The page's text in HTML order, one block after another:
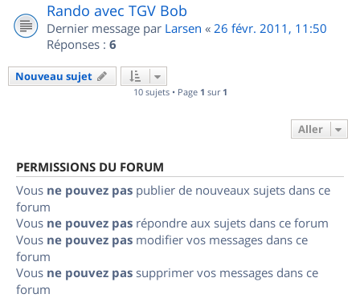
Rando avec TGV Bob
Dernier message par Larsen « 26 févr. 2011, 11:50
Réponses : 6
Nouveau sujet
10 sujets • Page 1 sur 1
Aller
PERMISSIONS DU FORUM
Vous ne pouvez pas publier de nouveaux sujets dans ce
forum
Vous ne pouvez pas répondre aux sujets dans ce forum
Vous ne pouvez pas modifier vos messages dans ce
forum
Vous ne pouvez pas supprimer vos messages dans ce
forum